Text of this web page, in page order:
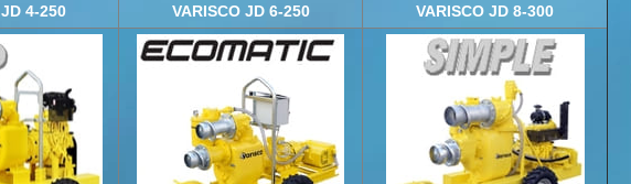
JD 4-250 VARISCO JD 6-250 VARISCO JD 8-300